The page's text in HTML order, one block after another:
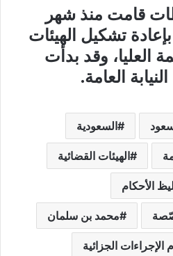
قامت منذ شهر
يونيو/حزيران 2022 بإعادة تشكيل الهيئات
العليا، وقد بدأت
العامة.
السعودية
الهيئات القضائية
الأحكام
محمد بن سلمان
الإجراءات الجزائية